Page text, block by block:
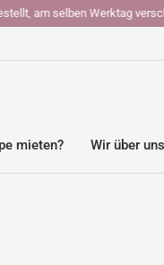
bestellt, am selben Werktag
mieten? Wir über uns